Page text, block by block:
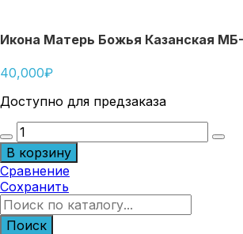
Икона Матерь Божья Казанская
40,000₽
Доступно для предзаказа
Количество
товара
Икона
Матерь
Божья
Казанская
МБ-19
В корзину
Сравнение
Сохранить
Поиск